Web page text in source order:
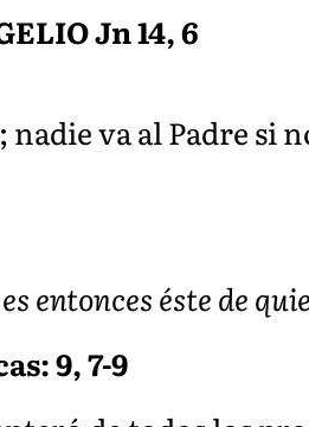
Jn 14, 6
va al Padre si
entonces éste de
9, 7-9